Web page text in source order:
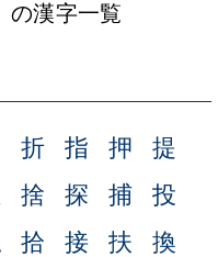
の漢字一覧
折 指 押
提
捨 探 捕
投
拾 接 扶
換